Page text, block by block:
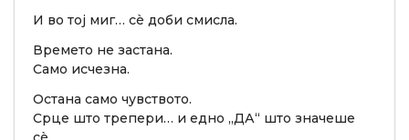
И во тој миг… сè доби смисла.
Времето не застана.
Само исчезна.
Остана само чувството.
Срце што трепери… и едно „ДА“ што значеше